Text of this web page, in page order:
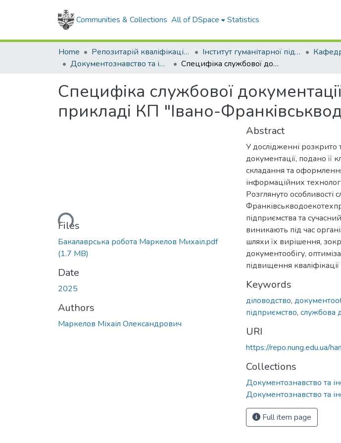
Communities & Collections All of DSpace Statistics
Home Репозитарій кваліфікаційних робіт здобувачів вищої освіти Інститут гуманітарної підготовки та державного управління
Документознавство та інформаційна діяльність (рівень бакалавр) Документознавство та інформаційна діяльність, бакалавр.2025
Специфіка службової документації в діяльності організації (на прикладі КП "Івано-Франківськводоекотехпром")
Специфіка службової документації
прикладі КП "Івано-
Loading...
Files
Бакалаврська робота Маркелов Михаіл.pdf
(1.7 MB)
Date
2025
Authors
Маркелов Міхаіл Олександрович
Abstract
У дослідженні розкрито
документації, подано її
складання та
інформаційних
Розглянуто
підприємства та
виникають під час
шляхи їх вирішення,
документообігу,
підвищення
Keywords
діловодство,
підприємство, службова
URI
https://repo.nung.edu.ua/
Collections
Документознавство та
Документознавство та
Full item page